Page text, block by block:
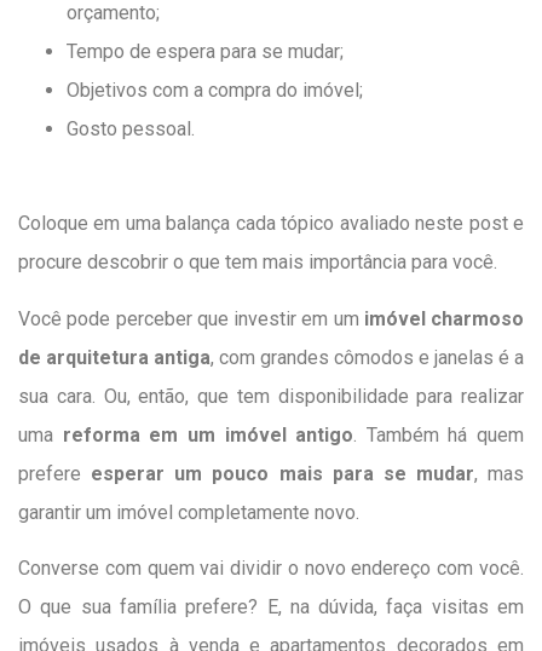
orçamento;
Tempo de espera para se mudar;
Objetivos com a compra do imóvel;
Gosto pessoal.
Coloque em uma balança cada tópico avaliado neste post e
procure descobrir o que tem mais importância para você.
Você pode perceber que investir em um imóvel charmoso
de arquitetura antiga, com grandes cômodos e janelas é a
sua cara. Ou, então, que tem disponibilidade para realizar
uma reforma em um imóvel antigo. Também há quem
prefere esperar um pouco mais para se mudar, mas
garantir um imóvel completamente novo.
Converse com quem vai dividir o novo endereço com você.
O que sua família prefere?
E, na dúvida, faça visitas em
imóveis usados à venda e apartamentos decorados em